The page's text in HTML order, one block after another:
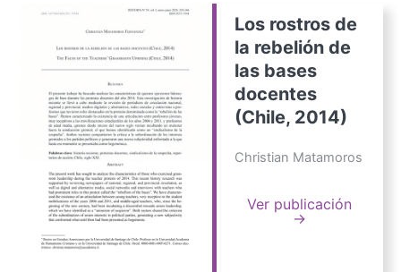
Los rostros de
la rebelión de
las bases
docentes
(Chile, 2014)
Christian Matamoros
Ver publicación
→